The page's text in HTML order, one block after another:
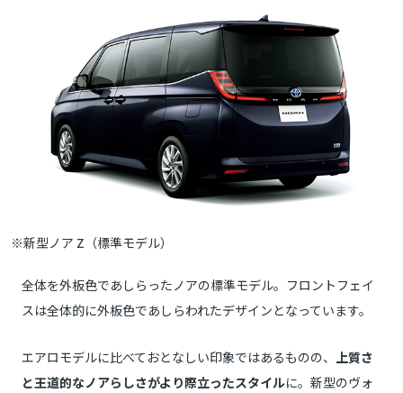
※新型ノア Z（標準モデル）
全体を外板色であしらったノアの標準モデル。フロントフェイ
スは全体的に外板色であしらわれたデザインとなっています。
エアロモデルに比べておとなしい印象ではあるものの、 上質さ
と王道的なノアらしさがより際立ったスタイルに。新型のヴォ